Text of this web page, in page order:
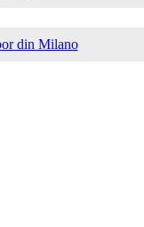
din Milano